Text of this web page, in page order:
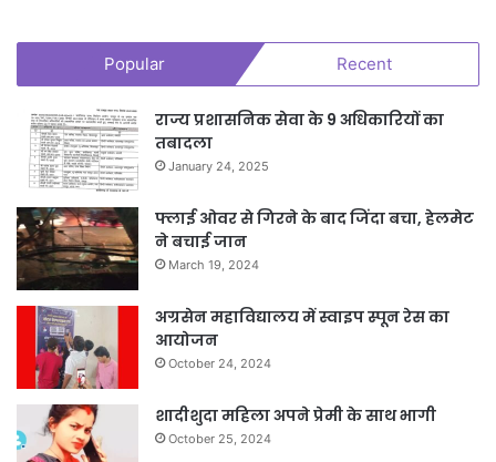
Popular Recent
राज्य प्रशासनिक सेवा के 9 अधिकारियों का
तबादला
January 24, 2025
फ्लाई ओवर से गिरने के बाद जिंदा बचा, हेलमेट
ने बचाई जान
March 19, 2024
अग्रसेन महाविद्यालय में स्वाइप स्पून रेस का
आयोजन
October 24, 2024
शादीशुदा महिला अपने प्रेमी के साथ भागी
October 25, 2024